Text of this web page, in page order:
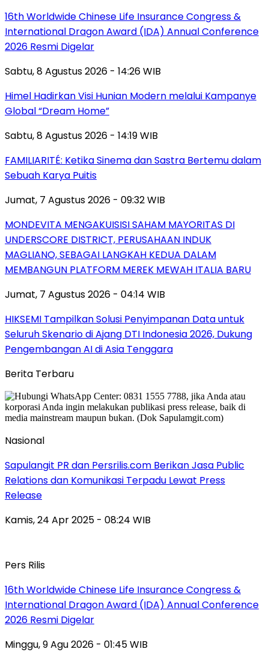
16th Worldwide Chinese Life Insurance Congress &
International Dragon Award (IDA) Annual Conference
2026 Resmi Digelar
Sabtu, 8 Agustus 2026 - 14:26 WIB
Himel Hadirkan Visi Hunian Modern melalui Kampanye
Global “Dream Home”
Sabtu, 8 Agustus 2026 - 14:19 WIB
FAMILIARITÉ: Ketika Sinema dan Sastra Bertemu dalam
Sebuah Karya Puitis
Jumat, 7 Agustus 2026 - 09:32 WIB
MONDEVITA MENGAKUISISI SAHAM MAYORITAS DI
UNDERSCORE DISTRICT, PERUSAHAAN INDUK
MAGLIANO, SEBAGAI LANGKAH KEDUA DALAM
MEMBANGUN PLATFORM MEREK MEWAH ITALIA BARU
Jumat, 7 Agustus 2026 - 04:14 WIB
HIKSEMI Tampilkan Solusi Penyimpanan Data untuk
Seluruh Skenario di Ajang DTI Indonesia 2026, Dukung
Pengembangan AI di Asia Tenggara
Berita Terbaru
Nasional
Sapulangit PR dan Persrilis.com Berikan Jasa Public
Relations dan Komunikasi Terpadu Lewat Press
Release
Kamis, 24 Apr 2025 - 08:24 WIB
Pers Rilis
16th Worldwide Chinese Life Insurance Congress &
International Dragon Award (IDA) Annual Conference
2026 Resmi Digelar
Minggu, 9 Agu 2026 - 01:45 WIB